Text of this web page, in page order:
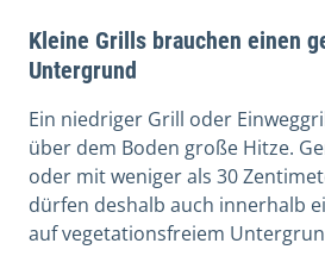
Kleine Grills brauchen einen
Untergrund
Ein niedriger Grill oder
über dem Boden große Hitze.
oder mit weniger als 30
dürfen deshalb auch innerhalb
auf vegetationsfreiem